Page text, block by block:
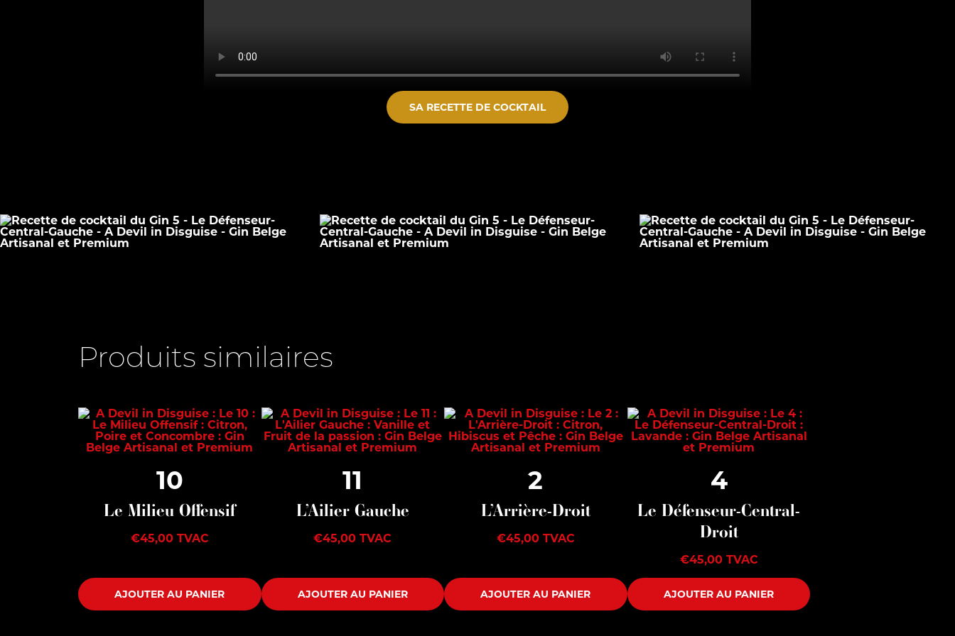
SA RECETTE DE COCKTAIL
Produits similaires
10
Le Milieu Offensif
€45,00 TVAC
AJOUTER AU PANIER
11
L’Ailier Gauche
€45,00 TVAC
AJOUTER AU PANIER
2
L’Arrière-Droit
€45,00 TVAC
AJOUTER AU PANIER
4
Le Défenseur-Central-
Droit
€45,00 TVAC
AJOUTER AU PANIER